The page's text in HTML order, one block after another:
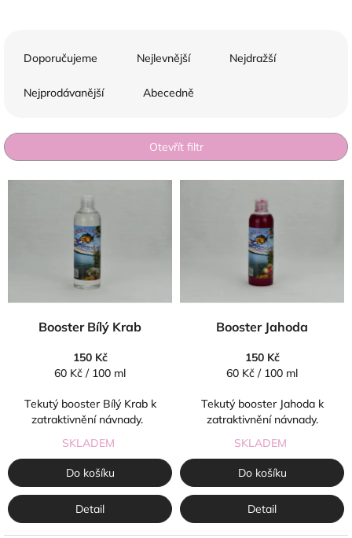
p
r
o
Doporučujeme Nejlevnější Nejdražší
Nejprodávanější Abecedně
Otevřít filtr
V
o
Booster Bílý Krab
150 Kč
Měrná
60 Kč / 100 ml
Tekutý booster Bílý Krab k
zatraktivnění návnady.
SKLADEM
Do košíku
Detail
Booster Jahoda
150 Kč
Měrná
60 Kč / 100 ml
Tekutý booster Jahoda k
zatraktivnění návnady.
SKLADEM
Do košíku
Detail